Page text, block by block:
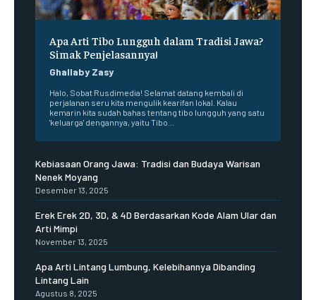
Apa Arti Tibo Lungguh dalam Tradisi Jawa?
Simak Penjelasannya!
Ghallaby Zasy
Halo, Sobat Rusdimedia! Selamat datang kembali di
perjalanan seru kita mengulik kearifan lokal. Kalau
kemarin kita sudah bahas tentang tibo lungguh yang satu
'keluarga' dengannya, yaitu Tibo...
Kebiasaan Orang Jawa: Tradisi dan Budaya Warisan
Nenek Moyang
Desember 13, 2025
Erek Erek 2D, 3D, & 4D Berdasarkan Kode Alam Ular dan
Arti Mimpi
November 13, 2025
Apa Arti Lintang Lumbung, Kelebihannya Dibanding
Lintang Lain
Agustus 8, 2025